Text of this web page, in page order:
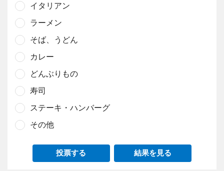
イタリアン
ラーメン
そば、うどん
カレー
どんぶりもの
寿司
ステーキ・ハンバーグ
その他
投票する 結果を見る